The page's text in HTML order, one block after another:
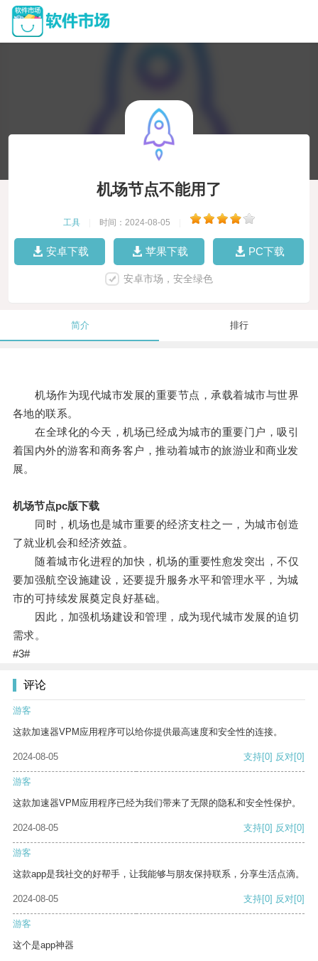
机场节点不能用了
工具 时间：2024-08-05
安卓下载 苹果下载 PC下载
安卓市场，安全绿色
简介 排行
机场作为现代城市发展的重要节点，承载着城市与世界
各地的联系。
在全球化的今天，机场已经成为城市的重要门户，吸引
着国内外的游客和商务客户，推动着城市的旅游业和商业发
展。
机场节点pc版下载
同时，机场也是城市重要的经济支柱之一，为城市创造
了就业机会和经济效益。
随着城市化进程的加快，机场的重要性愈发突出，不仅
要加强航空设施建设，还要提升服务水平和管理水平，为城
市的可持续发展奠定良好基础。
因此，加强机场建设和管理，成为现代城市发展的迫切
需求。
#3#
评论
游客
这款加速器VPM应用程序可以给你提供最高速度和安全性的连接。
2024-08-05 支持[0] 反对[0]
游客
这款加速器VPM应用程序已经为我们带来了无限的隐私和安全性保护。
2024-08-05 支持[0] 反对[0]
游客
这款app是我社交的好帮手，让我能够与朋友保持联系，分享生活点滴。
2024-08-05 支持[0] 反对[0]
游客
这个是app神器